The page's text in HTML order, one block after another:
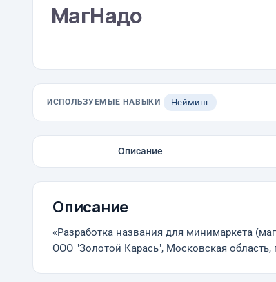
МагНадо
ИСПОЛЬЗУЕМЫЕ НАВЫКИ Нейминг
Описание
Описание
«Разработка названия для минимаркета
ООО "Золотой Карась", Московская область,